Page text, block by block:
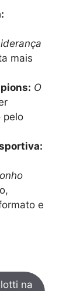
mais
O
pelo
e
na